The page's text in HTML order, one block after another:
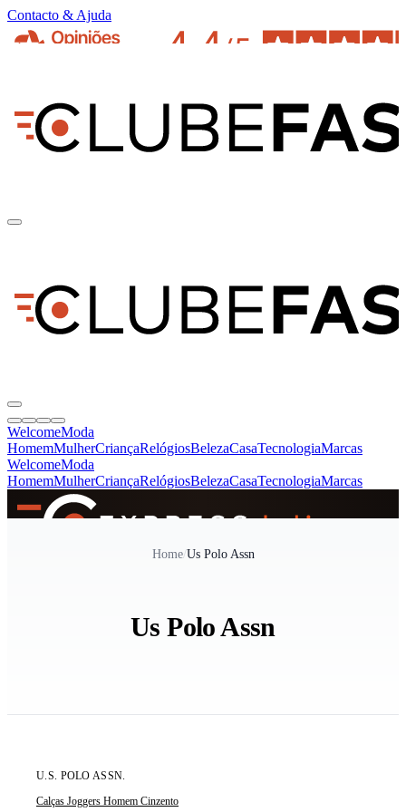
Contacto & Ajuda
WelcomeModa
HomemMulherCriançaRelógiosBelezaCasaTecnologiaMarcas
WelcomeModa
HomemMulherCriançaRelógiosBelezaCasaTecnologiaMarcas
Home/Us Polo Assn
Us Polo Assn
U.S. POLO ASSN.
Calças Joggers Homem Cinzento